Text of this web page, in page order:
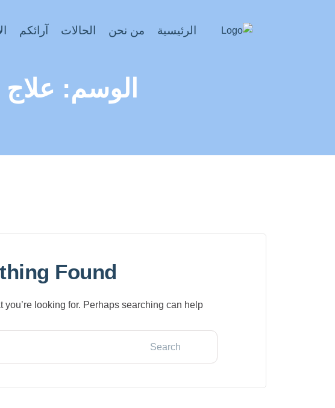
الرئيسية من نحن الحالات آرائكم
الوسم:
Found
you’re looking for. Perhaps searching can help.